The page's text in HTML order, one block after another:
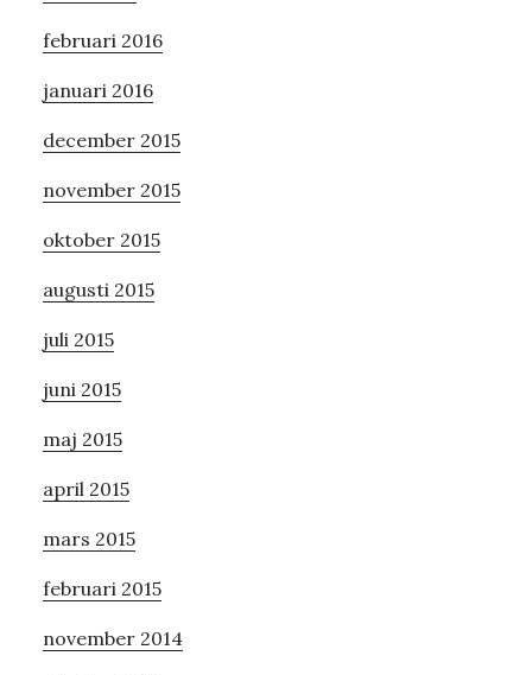
februari 2016
januari 2016
december 2015
november 2015
oktober 2015
augusti 2015
juli 2015
juni 2015
maj 2015
april 2015
mars 2015
februari 2015
november 2014